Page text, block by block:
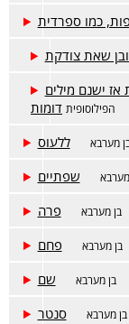
כמו ספרדית
שאת צודקת
אז ישנם מילים
דומות הפילוסופית
ללעוס מערבא
שפתיים
פרה בן מערבא
פחם בן מערבא
שם בן מערבא
סנטר בן מערבא